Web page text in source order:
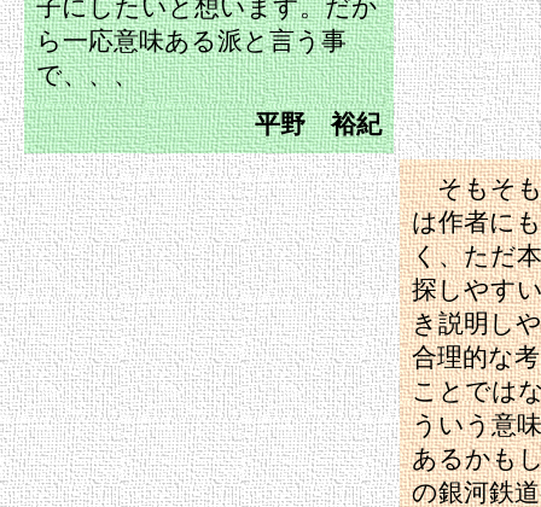
子にしたいと想います。だか
ら一応意味ある派と言う事
で、、、
平野 裕紀
そもそも
は作者に
く、ただ
探しやす
き説明し
合理的な
ことでは
ういう意
あるかも
の銀河鉄